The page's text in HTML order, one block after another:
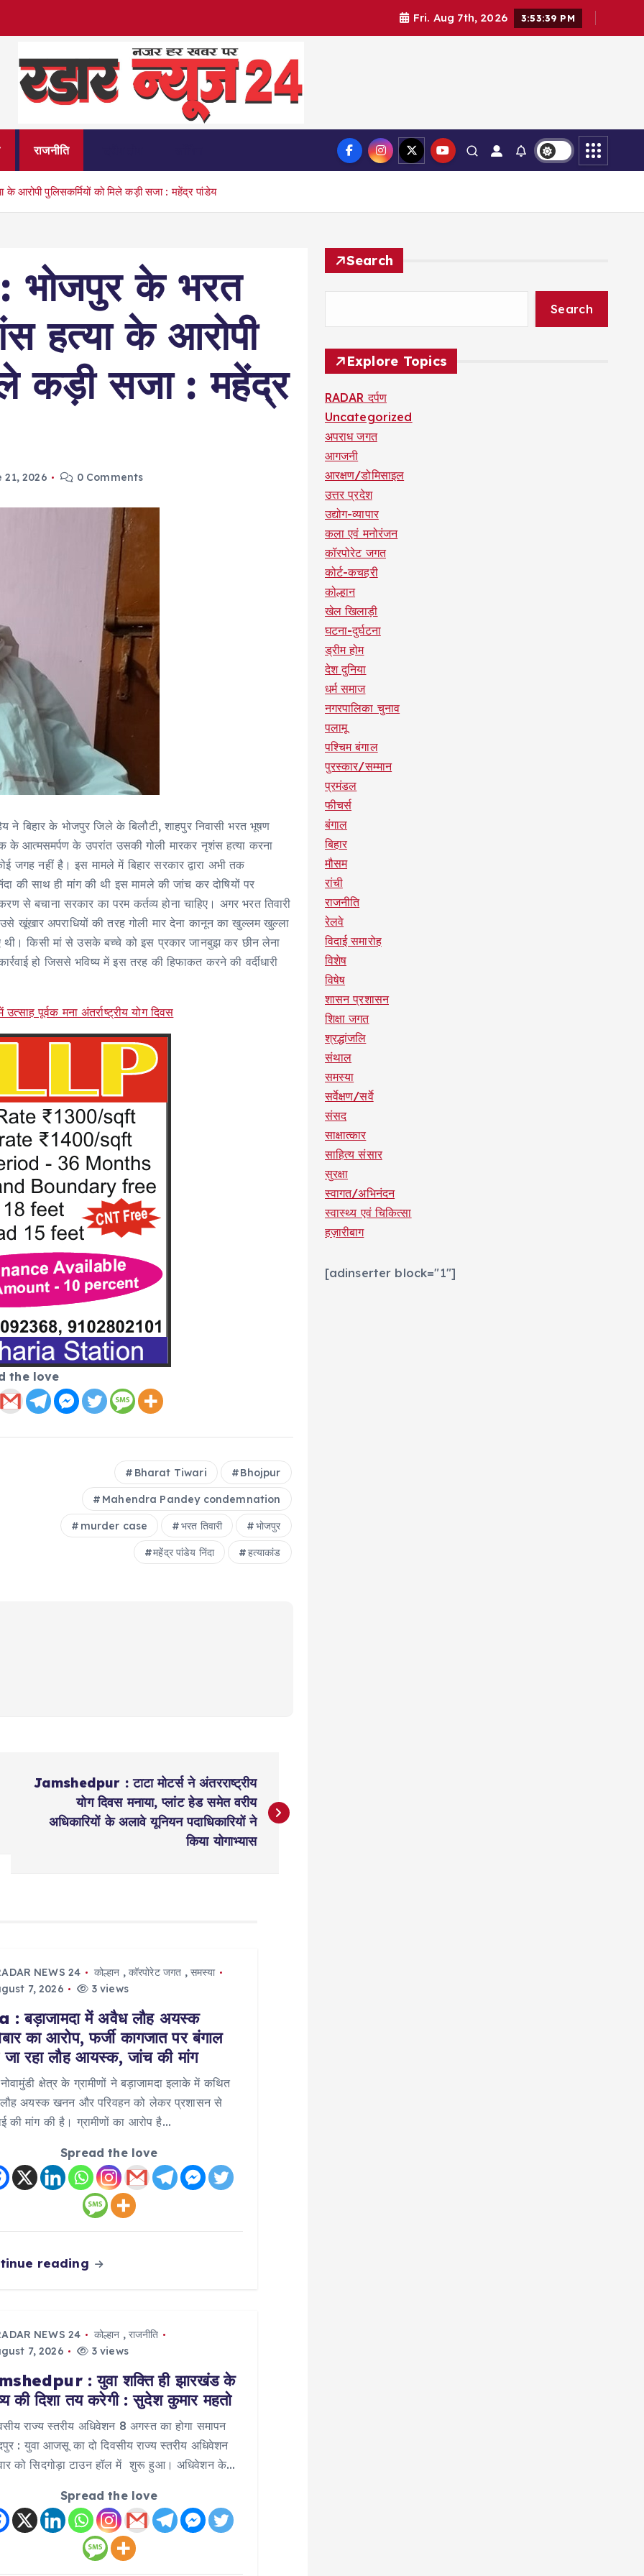
Fri. Aug 7th, 2026 3:53:40 PM
नज़र हर खबर पर
राजनीति
पुलिसकर्मियों को मिले कड़ी सजा : महेंद्र पांडेय
के भरत
हत्या के आरोपी
कड़ी सजा : महेंद्र
21, 2026 0 Comments
ने बिहार के भोजपुर जिले के बिलौटी, शाहपुर निवासी भरत भूषण
के आत्मसमर्पण के उपरांत उसकी गोली मारकर नृशंस हत्या करना
जगह नहीं है। इस मामले में बिहार सरकार द्वारा अभी तक
की साथ ही मांग की थी इस मामले की जांच कर दोषियों पर
से बचाना सरकार का परम कर्तव्य होना चाहिए। अगर भरत तिवारी
खूंखार अपराधियों की तरह गोली मार देना कानून का खुल्लम खुल्ला
थी। किसी मां से उसके बच्चे को इस प्रकार जानबुझ कर छीन लेना
हो जिससे भविष्य में इस तरह की हिफाकत करने की वर्दीधारी
पूर्वक मना अंतर्राष्ट्रीय योग दिवस
the love
Bharat Tiwari Bhojpur
Mahendra Pandey condemnation
murder case भरत तिवारी भोजपुर
महेंद्र पांडेय निंदा हत्याकांड
Jamshedpur : टाटा मोटर्स ने अंतरराष्ट्रीय
योग दिवस मनाया, प्लांट हेड समेत वरीय
अधिकारियों के अलावे यूनियन पदाधिकारियों ने
किया योगाभ्यास
NEWS 24 कोल्हान , कॉरपोरेट जगत , समस्या
7, 2026
3 views
: बड़ाजामदा में अवैध लौह अयस्क
का आरोप, फर्जी कागजात पर बंगाल
जा रहा लौह आयस्क, जांच की मांग
क्षेत्र के ग्रामीणों ने बड़ाजामदा इलाके में कथित
अयस्क खनन और परिवहन को लेकर प्रशासन से
की मांग की है। ग्रामीणों का आरोप है…
Spread the love
reading
NEWS 24 कोल्हान , राजनीति
7, 2026
3 views
: युवा शक्ति ही झारखंड के
की दिशा तय करेगी : सुदेश कुमार महतो
राज्य स्तरीय अधिवेशन 8 अगस्त का होगा समापन
: युवा आजसू का दो दिवसीय राज्य स्तरीय अधिवेशन
को सिदगोड़ा टाउन हॉल में शुरू हुआ। अधिवेशन के…
Spread the love
Search
Search
Explore Topics
RADAR दर्पण
Uncategorized
अपराध जगत
आगजनी
आरक्षण/डोमिसाइल
उत्तर प्रदेश
उद्योग-व्यापार
कला एवं मनोरंजन
कॉरपोरेट जगत
कोर्ट-कचहरी
कोल्हान
खेल खिलाड़ी
घटना-दुर्घटना
ड्रीम होम
देश दुनिया
धर्म समाज
नगरपालिका चुनाव
पलामू
पश्चिम बंगाल
पुरस्कार/सम्मान
प्रमंडल
फीचर्स
बंगाल
बिहार
मौसम
रांची
राजनीति
रेलवे
विदाई समारोह
विशेष
विषेष
शासन प्रशासन
शिक्षा जगत
श्रद्धांजलि
संथाल
समस्या
सर्वेक्षण/सर्वे
संसद
साक्षात्कार
साहित्य संसार
सुरक्षा
स्वागत/अभिनंदन
स्वास्थ्य एवं चिकित्सा
हज़ारीबाग
[adinserter block="1"]